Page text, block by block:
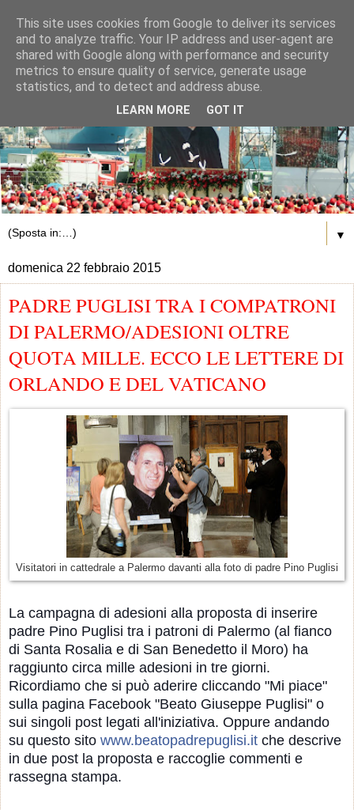
▼
domenica 22 febbraio 2015
PADRE PUGLISI TRA I COMPATRONI
DI PALERMO/ADESIONI OLTRE
QUOTA MILLE. ECCO LE LETTERE DI
ORLANDO E DEL VATICANO
Visitatori in cattedrale a Palermo davanti alla foto di padre Pino Puglisi
La campagna di adesioni alla proposta di inserire
padre Pino Puglisi tra i patroni di Palermo (al fianco
di Santa Rosalia e di San Benedetto il Moro) ha
raggiunto circa mille adesioni in tre giorni.
Ricordiamo che si può aderire cliccando "Mi piace"
sulla pagina Facebook "Beato Giuseppe Puglisi" o
sui singoli post legati all 'iniziativa. Oppure andando
su questo sito www.beatopadrepuglisi.it che descrive
in due post la proposta e raccoglie commenti e
rassegna stampa.
This site uses cookies from Google to deliver its services
and to analyze traffic. Your IP address and user-agent are
shared with Google along with performance and security
metrics to ensure quality of service, generate usage
statistics, and to detect and address abuse.
LEARN MORE GOT IT